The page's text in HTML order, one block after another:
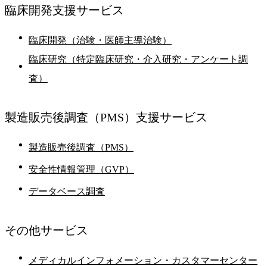
臨床開発支援サービス
臨床開発（治験・医師主導治験）
臨床研究（特定臨床研究・介入研究・アンケート調
査）
製造販売後調査 （PMS）支援サービス
製造販売後調査（PMS）
安全性情報管理（GVP）
データベース調査
その他サービス
メディカルインフォメーション・カスタマーセンター